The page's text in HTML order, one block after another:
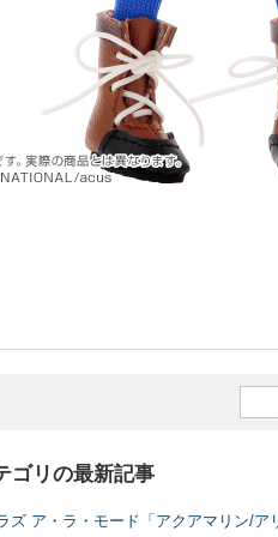
ゴリの最新記事
ズ ア・ラ・モード「アクアマリン/